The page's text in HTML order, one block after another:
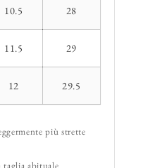
10.5 28
11.5 29
12 29.5
più strette
taglia abituale